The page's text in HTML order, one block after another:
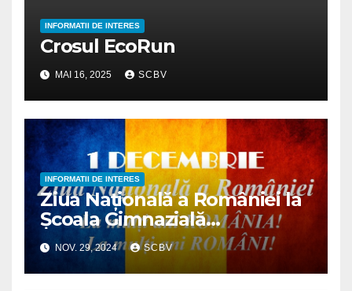
INFORMATII DE INTERES
Crosul EcoRun
MAI 16, 2025 SCBV
INFORMATII DE INTERES
Ziua Națională a României la
Școala Gimnazială
“I.Al.Brătescu-Voinești”
NOV. 29, 2024 SCBV